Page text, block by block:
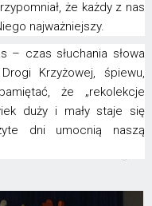
że każdy z nas
najważniejszy.
– czas słuchania słowa
Krzyżowej, śpiewu,
że „rekolekcje
duży i mały staje się
dni umocnią naszą